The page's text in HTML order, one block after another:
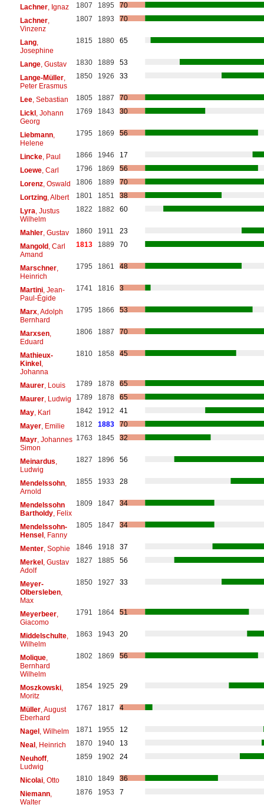
Lachner, Ignaz 1807 1895
70
Lachner,
Vinzenz
1807 1893 70
Lang,
Josephine
1815 1880 65
Lange, Gustav 1830 1889
53
Lange-Müller,
Peter Erasmus
1850 1926 33
Lee, Sebastian 1805 1887
70
Lickl, Johann
Georg
1769 1843 30
Liebmann,
Helene
1795 1869 56
Lincke, Paul 1866 1946
17
Loewe, Carl 1796 1869
56
Lorenz, Oswald 1806 1889
70
Lortzing, Albert 1801 1851
38
Lyra , Justus
Wilhelm
1822 1882 60
Mahler, Gustav 1860 1911
23
Mangold, Carl
Amand
1813 1889 70
Marschner,
Heinrich
1795 1861 48
Martini, Jean-
Paul-Égide
1741 1816 3
Marx, Adolph
Bernhard
1795 1866 53
Marxsen,
Eduard
1806 1887 70
Mathieux-
Kinkel,
Johanna
1810 1858 45
Maurer, Louis 1789 1878
65
Maurer, Ludwig 1789 1878
65
May, Karl 1842 1912
41
Mayer, Emilie 1812 1883
70
Mayr, Johannes
Simon
1763 1845 32
Meinardus
Ludwig
1827 1896 56
Mendelssohn,
Arnold
1855 1933 28
Mendelssohn
Bartholdy, Felix
1809 1847 34
Mendelssohn-
Hensel, Fanny
1805 1847 34
Menter, Sophie 1846 1918
37
Merkel, Gustav
Adolf
1827 1885 56
Meyer-
Olbersleben,
Max
1850 1927 33
Meyerbeer,
Giacomo
1791 1864 51
Middelschulte,
Wilhelm
1863 1943 20
Molique,
Bernhard
Wilhelm
1802 1869 56
Moszkowski,
Moritz
1854 1925 29
Müller, August
Eberhard
1767 1817 4
Nagel, Wilhelm 1871 1955
12
Neal, Heinrich 1870 1940
13
Neuhoff,
Ludwig
1859 1902 24
Nicolai, Otto 1810 1849
36
Niemann,
Walter
1876 1953 7